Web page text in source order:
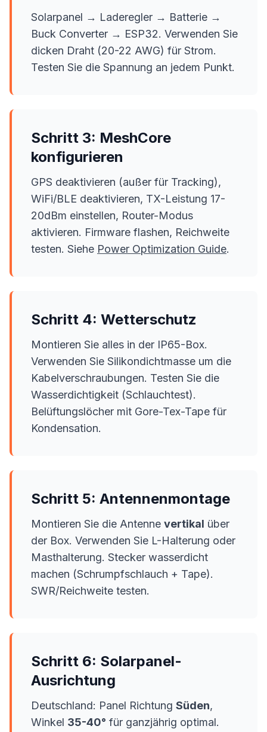
Solarpanel → Laderegler → Batterie →
Buck Converter → ESP32. Verwenden Sie
dicken Draht (20-22 AWG) für Strom.
Testen Sie die Spannung an jedem Punkt.
Schritt 3: MeshCore
konfigurieren
GPS deaktivieren (außer für Tracking),
WiFi/BLE deaktivieren, TX-Leistung 17-
20dBm einstellen, Router-Modus
aktivieren. Firmware flashen, Reichweite
testen. Siehe Power Optimization Guide.
Schritt 4: Wetterschutz
Montieren Sie alles in der IP65-Box.
Verwenden Sie Silikondichtmasse um die
Kabelverschraubungen. Testen Sie die
Wasserdichtigkeit (Schlauchtest).
Belüftungslöcher mit Gore-Tex-Tape für
Kondensation.
Schritt 5: Antennenmontage
Montieren Sie die Antenne vertikal über
der Box. Verwenden Sie L-Halterung oder
Masthalterung. Stecker wasserdicht
machen (Schrumpfschlauch + Tape).
SWR/Reichweite testen.
Schritt 6: Solarpanel-
Ausrichtung
Deutschland: Panel Richtung Süden,
Winkel 35-40° für ganzjährig optimal.